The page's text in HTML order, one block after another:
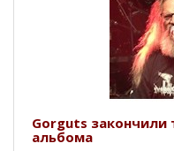
Gorguts закончили
альбома